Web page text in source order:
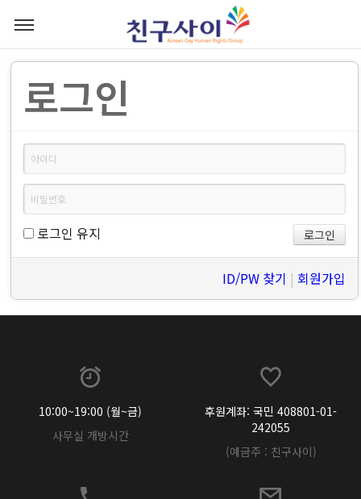
로그인
로그인 유지
ID/PW 찾기 | 회원가입
10:00~19:00 (월~금)
사무실 개방시간
후원계좌: 국민 408801-01-
242055
(예금주 : 친구사이)